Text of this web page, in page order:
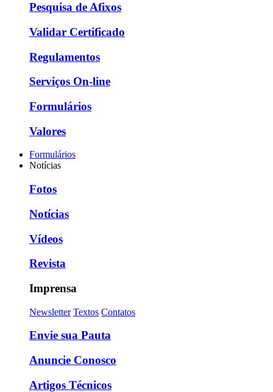
Pesquisa de Afixos
Validar Certificado
Regulamentos
Serviços On-line
Formulários
Valores
Formulários
Notícias
Fotos
Notícias
Vídeos
Revista
Imprensa
Newsletter Textos Contatos
Envie sua Pauta
Anuncie Conosco
Artigos Técnicos